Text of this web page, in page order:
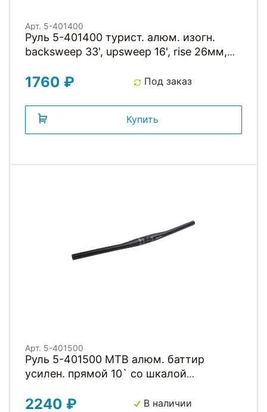
Арт. 5-401400
Руль 5-401400 турист. алюм. изогн.
backsweep 33', upsweep 16', rise 26мм,
черный матовый City/Trekking bar 590
1760 ₽ Под заказ
Купить
Арт. 5-401500
Руль 5-401500 MTB алюм. баттир
усилен. прямой 10` со шкалой
200BTFOV(ISO-M) мат.черный на блист.
2240 ₽ В наличии